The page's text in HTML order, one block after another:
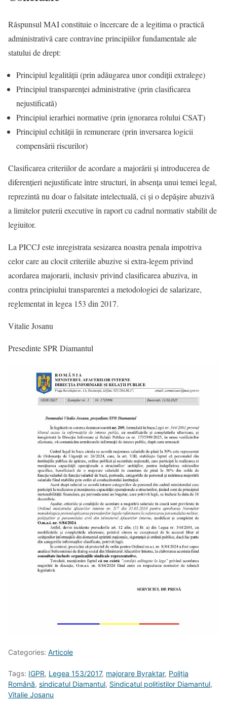
Răspunsul MAI constituie o încercare de a legitima o practică
administrativă care contravine principiilor fundamentale ale
statului de drept:
Principiul legalității (prin adăugarea unor condiții extralege)
Principiul transparenței administrative (prin clasificarea
nejustificată)
Principiul ierarhiei normative (prin ignorarea rolului CSAT)
Principiul echității în remunerare (prin inversarea logicii
compensării riscurilor)
Clasificarea criteriilor de acordare a majorării și introducerea de
diferențieri nejustificate între structuri, în absența unui temei legal,
reprezintă nu doar o falsitate intelectuală, ci și o depășire abuzivă
a limitelor puterii executive în raport cu cadrul normativ stabilit de
legiuitor.
La PICCJ este inregistrata sesizarea noastra penala impotriva
celor care au clocit criteriile abuzive si extra-legem privind
acordarea majorarii, inclusiv privind clasificarea abuziva, in
contra principiului transparentei a metodologiei de salarizare,
reglementat in legea 153 din 2017.
Vitalie Josanu
Presedinte SPR Diamantul
Categories: Articole
Tags: IGPR, Legea 153/2017, majorare Byraktar, Poliția
Română, sindicatul Diamantul, Sindicatul politistilor Diamantul,
Vitalie Josanu